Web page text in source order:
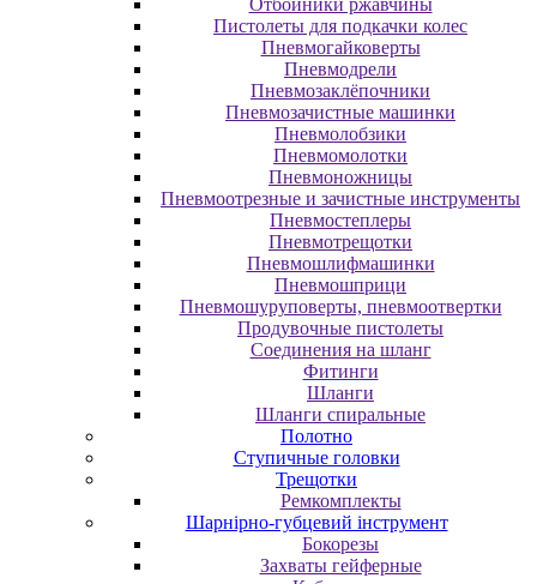
Отбойники ржавчины
Пистолеты для подкачки колес
Пневмогайковерты
Пневмодрели
Пневмозаклёпочники
Пневмозачистные машинки
Пневмолобзики
Пневмомолотки
Пневмоножницы
Пневмоотрезные и зачистные инструменты
Пневмостеплеры
Пневмотрещотки
Пневмошлифмашинки
Пневмошприци
Пневмошуруповерты, пневмоотвертки
Продувочные пистолеты
Соединения на шланг
Фитинги
Шланги
Шланги спиральные
Полотно
Ступичные головки
Трещотки
Ремкомплекты
Шарнірно-губцевий інструмент
Бокорезы
Захваты гейферные